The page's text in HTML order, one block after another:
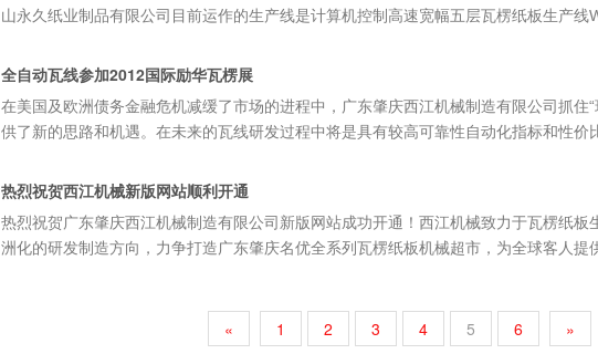
越南三星电视机包装瓦楞纸板生产线样版 高速智能化瓦楞纸板生产线样版
山永久纸业制品有限公司目前运作的生产线是计算机控制高速宽幅五层瓦楞纸板生产线
全自动瓦线参加2012国际励华瓦楞展
在美国及欧洲债务金融危机减缓了市场的进程中，广东肇庆西江机械制造有限公司抓住
供了新的思路和机遇。在未来的瓦线研发过程中将是具有较高可靠性自动化指标和性价
热烈祝贺西江机械新版网站顺利开通
热烈祝贺广东肇庆西江机械制造有限公司新版网站成功开通！西江机械致力于瓦楞纸板
洲化的研发制造方向，力争打造广东肇庆名优全系列瓦楞纸板机械超市，为全球客人提
« 1 2 3 4 5 6 »